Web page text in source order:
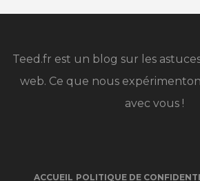
Teed.fr est un blog sur les
web. Ce que nous
avec vous !
ACCUEIL POLITIQUE DE